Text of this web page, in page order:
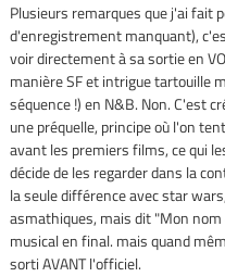
Plusieurs remarques que j'ai fait
d'enregistrement manquant),
voir directement à sa sortie en
manière SF et intrigue tartouille
séquence !) en N&B. Non. C'est
une préquelle, principe où l'on
avant les premiers films, ce qui
décide de les regarder dans la
la seule différence avec star
asmathiques, mais dit "Mon
musical en final. mais quand
sorti AVANT l'officiel.